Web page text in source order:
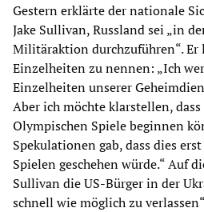
Gestern erklärte der nationale
Jake Sullivan, Russland sei „in
Militäraktion durchzuführen“. Er
Einzelheiten zu nennen: „Ich
Einzelheiten unserer
Aber ich möchte klarstellen,
Olympischen Spiele beginnen
Spekulationen gab, dass dies
Spielen geschehen würde.“ Auf
Sullivan die US-Bürger in der
schnell wie möglich zu